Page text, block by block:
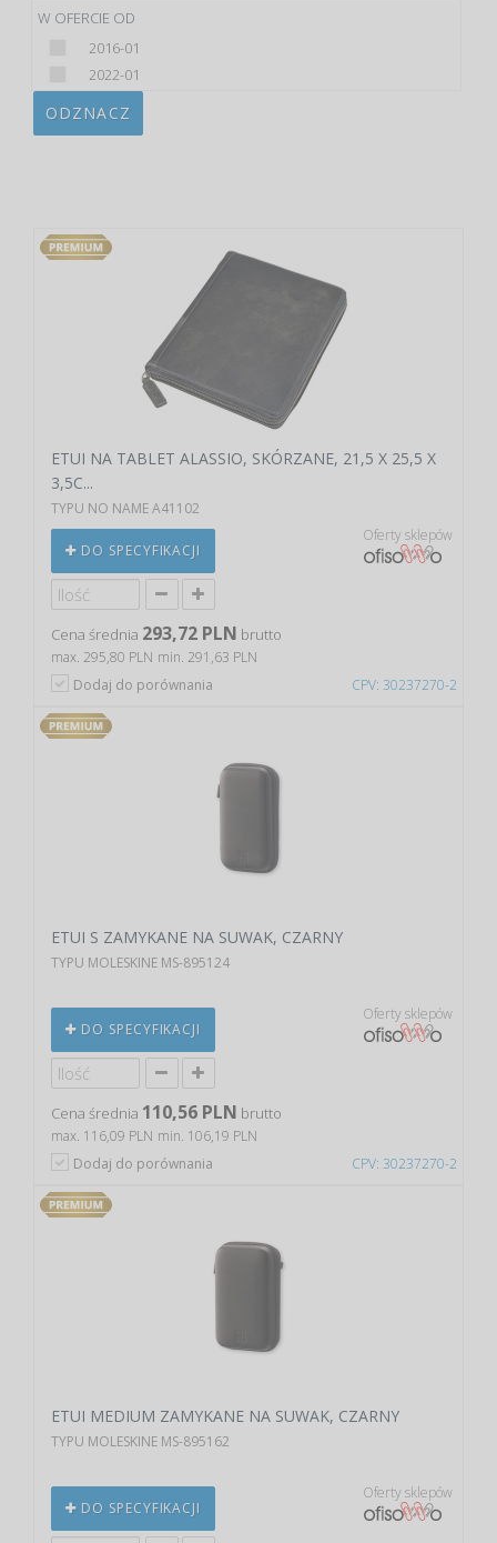
W OFERCIE OD
2016-01
2022-01
ODZNACZ
CPV: 30237270-2
ETUI NA TABLET ALASSIO, SKÓRZANE, 21,5 X 25,5 X
3,5C...
TYPU NO NAME A41102
DO SPECYFIKACJI
Oferty sklepów
Cena średnia 293,72 PLN brutto
max. 295,80 PLN min. 291,63 PLN
Dodaj do porównania
CPV: 30237270-2
ETUI S ZAMYKANE NA SUWAK, CZARNY
TYPU MOLESKINE MS-895124
DO SPECYFIKACJI
Oferty sklepów
Cena średnia 110,56 PLN brutto
max. 116,09 PLN min. 106,19 PLN
Dodaj do porównania
ETUI MEDIUM ZAMYKANE NA SUWAK, CZARNY
TYPU MOLESKINE MS-895162
DO SPECYFIKACJI
Oferty sklepów
Lista Zaufanych Partnerów (rozwiń)